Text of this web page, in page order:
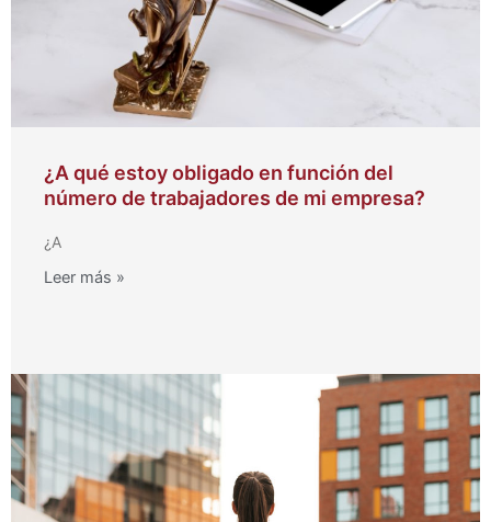
¿A qué estoy obligado en función del
número de trabajadores de mi empresa?
¿A
Leer más »